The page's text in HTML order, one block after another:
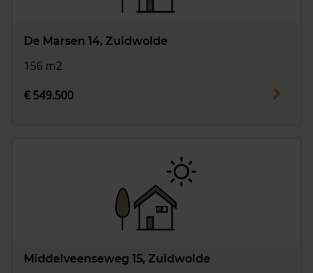
De Marsen 14, Zuidwolde
156 m2
€ 549.500
Middelveenseweg 15, Zuidwolde